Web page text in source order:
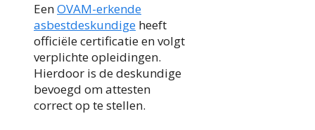
EenOVAM-erkende
asbestdeskundige heeft
officiële certificatie en volgt
verplichte opleidingen.
Hierdoor is de deskundige
bevoegd om attesten
correct op te stellen.